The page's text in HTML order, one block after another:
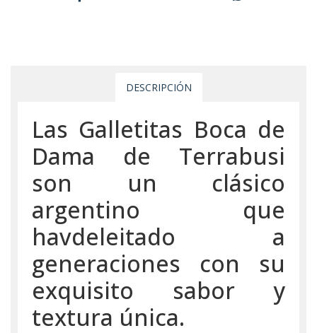
DESCRIPCIÓN
Las Galletitas Boca de
Dama de Terrabusi
son un clásico
argentino que
havdeleitado a
generaciones con su
exquisito sabor y
textura única.